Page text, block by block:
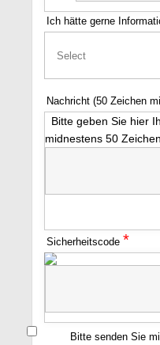
Ich hätte gerne
Nachricht (50 Zeichen
Bitte geben Sie hier
midnestens 50
Sicherheitscode *
Bitte senden Sie